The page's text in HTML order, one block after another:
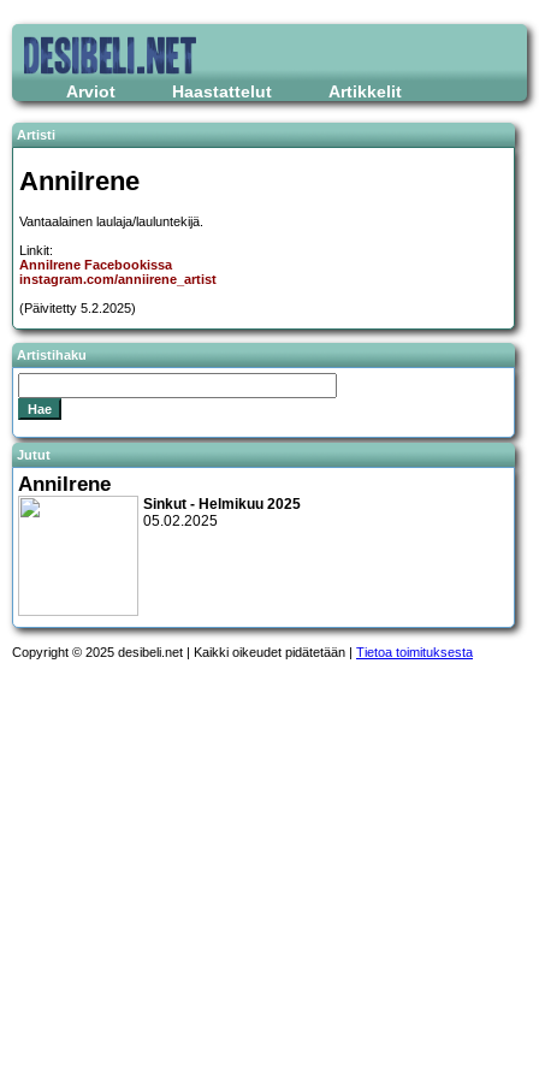
Arviot Haastattelut Artikkelit
Artisti
AnniIrene
Vantaalainen laulaja/lauluntekijä.
Linkit:
AnniIrene Facebookissa
instagram.com/anniirene_artist
(Päivitetty 5.2.2025)
Artistihaku
Jutut
AnniIrene
Sinkut - Helmikuu 2025
05.02.2025
Copyright © 2025 desibeli.net | Kaikki oikeudet pidätetään | Tietoa toimituksesta